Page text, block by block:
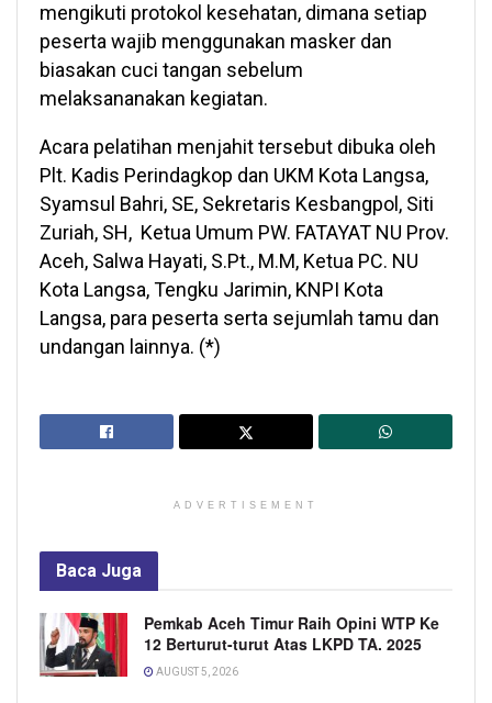
mengikuti protokol kesehatan, dimana setiap
peserta wajib menggunakan masker dan
biasakan cuci tangan sebelum
melaksananakan kegiatan.
Acara pelatihan menjahit tersebut dibuka oleh
Plt. Kadis Perindagkop dan UKM Kota Langsa,
Syamsul Bahri, SE, Sekretaris Kesbangpol, Siti
Zuriah, SH, Ketua Umum PW. FATAYAT NU Prov.
Aceh, Salwa Hayati, S.Pt., M.M, Ketua PC. NU
Kota Langsa, Tengku Jarimin, KNPI Kota
Langsa, para peserta serta sejumlah tamu dan
undangan lainnya. (*)
ADVERTISEMENT
Baca Juga
Pemkab Aceh Timur Raih Opini WTP Ke
12 Berturut-turut Atas LKPD TA. 2025
AUGUST 5, 2026